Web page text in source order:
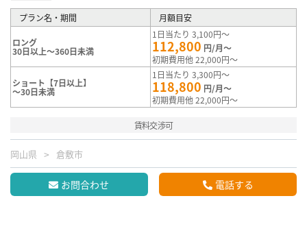
プラン名・期間 月額目安
ロング
30日以上～360日未満
1日当たり 3,100円～
112,800 円/月～
初期費用他 22,000円～
ショート【7日以上】
～30日未満
1日当たり 3,300円～
118,800 円/月～
初期費用他 22,000円～
賃料交渉可
岡山県 倉敷市
お問合わせ 電話する